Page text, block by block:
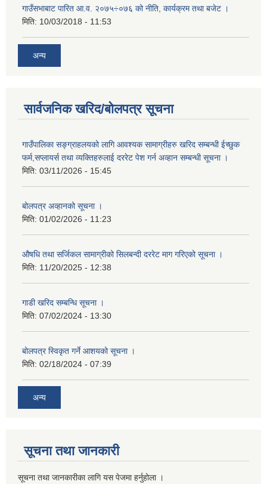
गाउँसभाबाट पारित आ.व. २०७५÷०७६ को नीति, कार्यक्रम तथा बजेट ।
मिति: 10/03/2018 - 11:53
अन्य
सार्वजनिक खरिद/बोलपत्र सूचना
गाउँपालिका सङ्ग्राहलयको लागि आवश्यक सामाग्रीहरु खरिद सम्बन्धी ईच्छुक
फर्म,सप्लायर्स तथा व्यक्तिहरुलाई दररेट पेश गर्न अव्हान सम्बन्धी सूचना ।
मिति: 03/11/2026 - 15:45
बोलपत्र अव्हानको सूचना ।
मिति: 01/02/2026 - 11:23
औषधि तथा सर्जिकल सामाग्रीको सिलबन्दी दररेट माग गरिएको सूचना ।
मिति: 11/20/2025 - 12:38
गाडी खरिद सम्बन्धि सूचना ।
मिति: 07/02/2024 - 13:30
बोलपत्र स्विकृत गर्ने आशयको सूचना ।
मिति: 02/18/2024 - 07:39
अन्य
सूचना तथा जानकारी
सूचना तथा जानकारीका लागि यस पेजमा हर्नुहोला ।